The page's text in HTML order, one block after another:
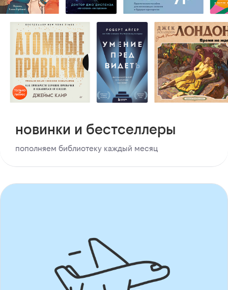
новинки и бестселлеры
пополняем библиотеку каждый месяц